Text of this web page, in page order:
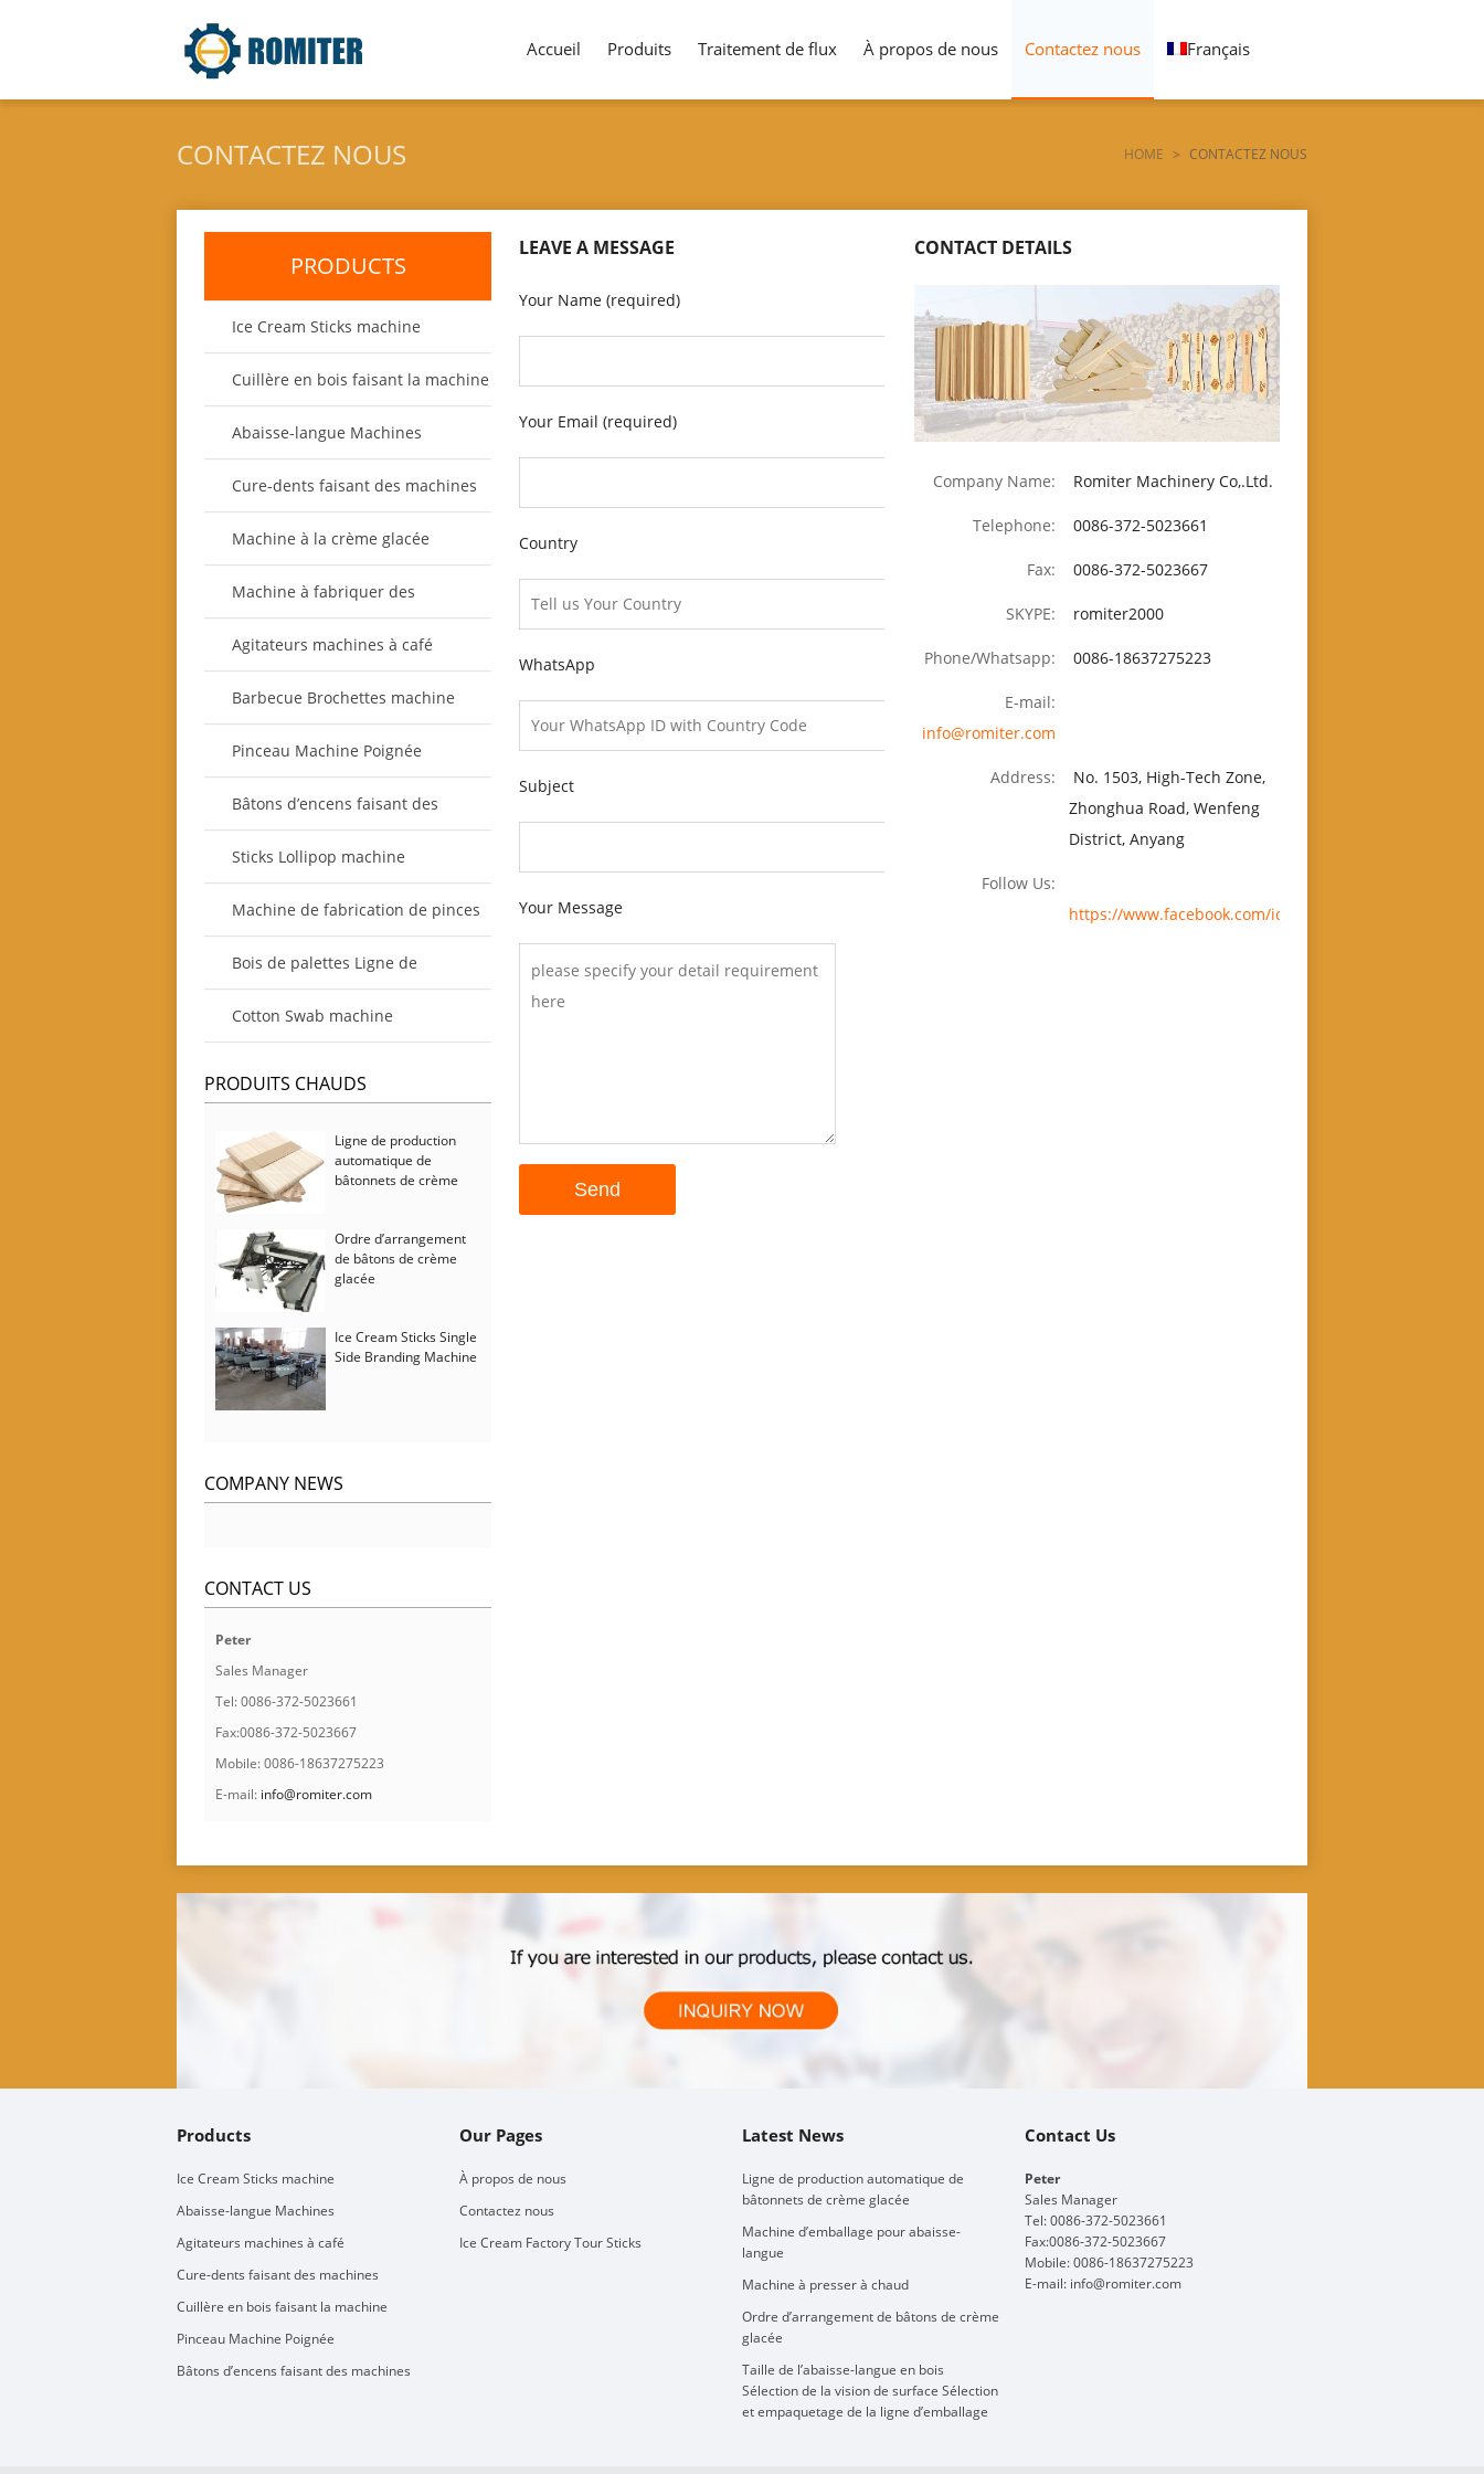
Accueil Produits Traitement de flux À propos de nous Contactez nous Français
CONTACTEZ NOUS HOME > CONTACTEZ NOUS
LEAVE A MESSAGE
Your Name (required)
Your Email (required)
Country
WhatsApp
Subject
Your Message
CONTACT DETAILS
Company Name: Romiter Machinery Co,.Ltd.
Telephone: 0086-372-5023661
Fax: 0086-372-5023667
SKYPE: romiter2000
Phone/Whatsapp: 0086-18637275223
E-mail:
info@romiter.com
Address:
No. 1503, High-Tech Zone,
Zhonghua Road, Wenfeng
District, Anyang
Follow Us:
https://www.facebook.com/icecreamsticksmachine
PRODUCTS
Ice Cream Sticks machine
Cuillère en bois faisant la machine
Abaisse-langue Machines
Cure-dents faisant des machines
Machine à la crème glacée
Machine à fabriquer des
fourchettes
Agitateurs machines à café
Barbecue Brochettes machine
Pinceau Machine Poignée
Bâtons d’encens faisant des
machines
Sticks Lollipop machine
Machine de fabrication de pinces
à lingeBois de palettes Ligne de
production
Cotton Swab machine
PRODUITS CHAUDS
Ligne de production
automatique de
bâtonnets de crème
Ordre d’arrangement
de bâtons de crème
glacée
Ice Cream Sticks Single
Side Branding Machine
COMPANY NEWS
CONTACT US
Peter
Sales Manager
Tel: 0086-372-5023661
Fax:0086-372-5023667
Mobile: 0086-18637275223
E-mail: info@romiter.com
Products
Ice Cream Sticks machine
Abaisse-langue Machines
Agitateurs machines à café
Cure-dents faisant des machines
Cuillère en bois faisant la machine
Pinceau Machine Poignée
Bâtons d’encens faisant des machines
Our Pages
À propos de nous
Contactez nous
Ice Cream Factory Tour Sticks
Latest News
Ligne de production automatique de
bâtonnets de crème glacée
Machine d’emballage pour abaisse-
langue
Machine à presser à chaud
Ordre d’arrangement de bâtons de crème
glacée
Taille de l’abaisse-langue en bois
Sélection de la vision de surface Sélection
et empaquetage de la ligne d’emballage
Contact Us
Peter
Sales Manager
Tel: 0086-372-5023661
Fax:0086-372-5023667
Mobile: 0086-18637275223
E-mail: info@romiter.com